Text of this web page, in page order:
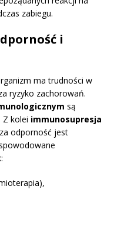
zabiegu.
i
ma trudności w
ryzyko zachorowań.
są
Z kolei immunosupresja
odporność jest